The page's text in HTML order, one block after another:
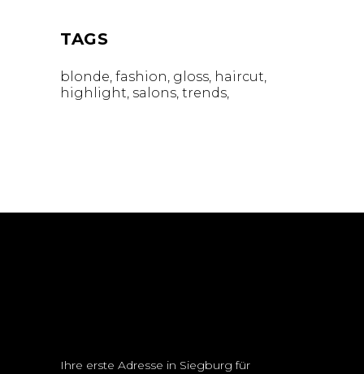
TAGS
blonde fashion gloss haircut
highlight salons trends
Ihre erste Adresse in Siegburg für